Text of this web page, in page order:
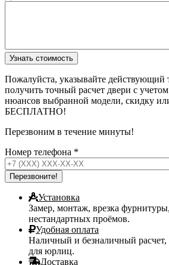
Пожалуйста, указывайте действующий
получить точный расчет двери с
нюансов выбранной модели, скидку
БЕСПЛАТНО!
Перезвоним в течение минуты!
Номер телефона *
Установка
Замер, монтаж, врезка
нестандартных проёмов.
Удобная оплата
Наличный и безналичный расчет,
для юрлиц.
Доставка